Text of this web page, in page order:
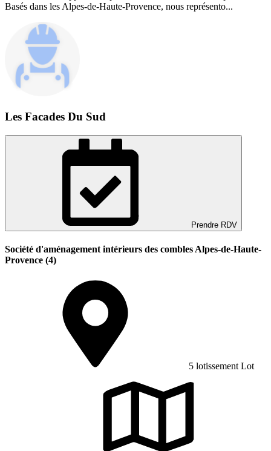
Basés dans les Alpes-de-Haute-Provence, nous représento...
Les Facades Du Sud
Prendre RDV
Société d'aménagement intérieurs des combles Alpes-de-Haute-
Provence (4)
5 lotissement Lot